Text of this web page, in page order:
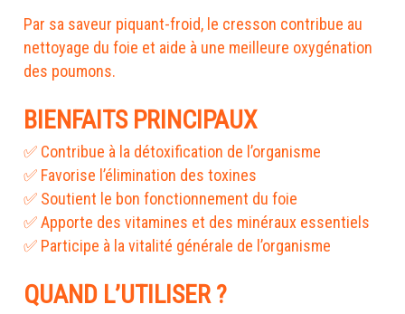
Par sa saveur piquant-froid, le cresson contribue au
nettoyage du foie et aide à une meilleure oxygénation
des poumons.
BIENFAITS PRINCIPAUX
✅ Contribue à la détoxification de l’organisme
✅ Favorise l’élimination des toxines
✅ Soutient le bon fonctionnement du foie
✅ Apporte des vitamines et des minéraux essentiels
✅ Participe à la vitalité générale de l’organisme
QUAND L’UTILISER ?